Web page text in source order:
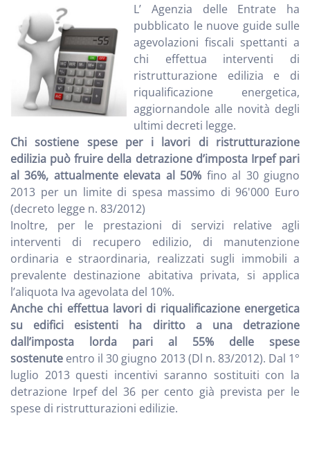
L’ Agenzia delle Entrate ha
pubblicato le nuove guide sulle
agevolazioni fiscali spettanti a
chi effettua interventi di
ristrutturazione edilizia e di
riqualificazione energetica,
aggiornandole alle novità degli
ultimi decreti legge.
Chi sostiene spese per i lavori di ristrutturazione
edilizia può fruire della detrazione d’imposta Irpef pari
al 36%, attualmente elevata al 50% fino al 30 giugno
2013 per un limite di spesa massimo di 96'000 Euro
(decreto legge n. 83/2012)
Inoltre, per le prestazioni di servizi relative agli
interventi di recupero edilizio, di manutenzione
ordinaria e straordinaria, realizzati sugli immobili a
prevalente destinazione abitativa privata, si applica
l’aliquota Iva agevolata del 10%.
Anche chi effettua lavori di riqualificazione energetica
su edifici esistenti ha diritto a una detrazione
dall’imposta lorda pari al 55% delle spese
sostenute entro il 30 giugno 2013 (Dl n. 83/2012). Dal 1°
luglio 2013 questi incentivi saranno sostituiti con la
detrazione Irpef del 36 per cento già prevista per le
spese di ristrutturazioni edilizie.